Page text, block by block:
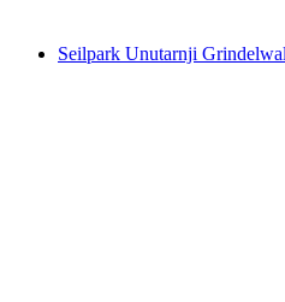
Seilpark Unutarnji